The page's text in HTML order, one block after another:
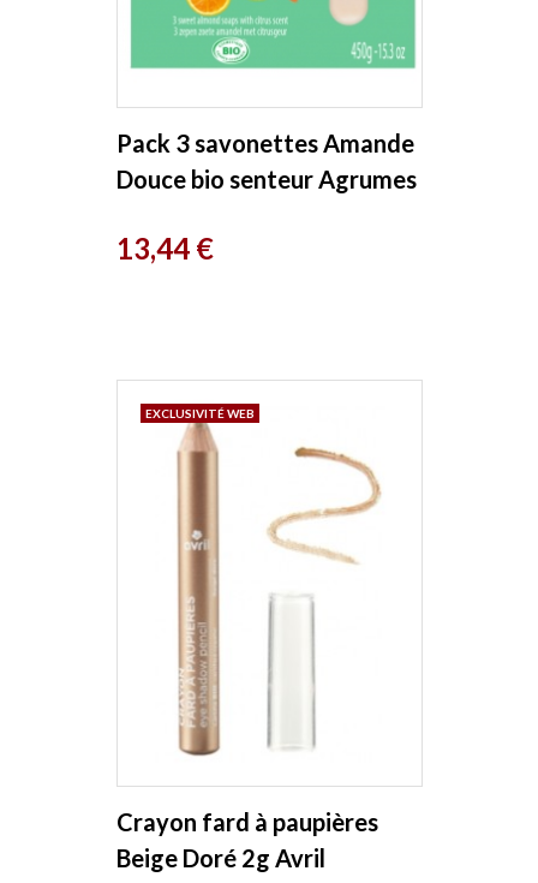
Pack 3 savonettes Amande
Douce bio senteur Agrumes
Prix
13,44 €
Crayon fard à paupières
Beige Doré 2g Avril
EXCLUSIVITÉ WEB